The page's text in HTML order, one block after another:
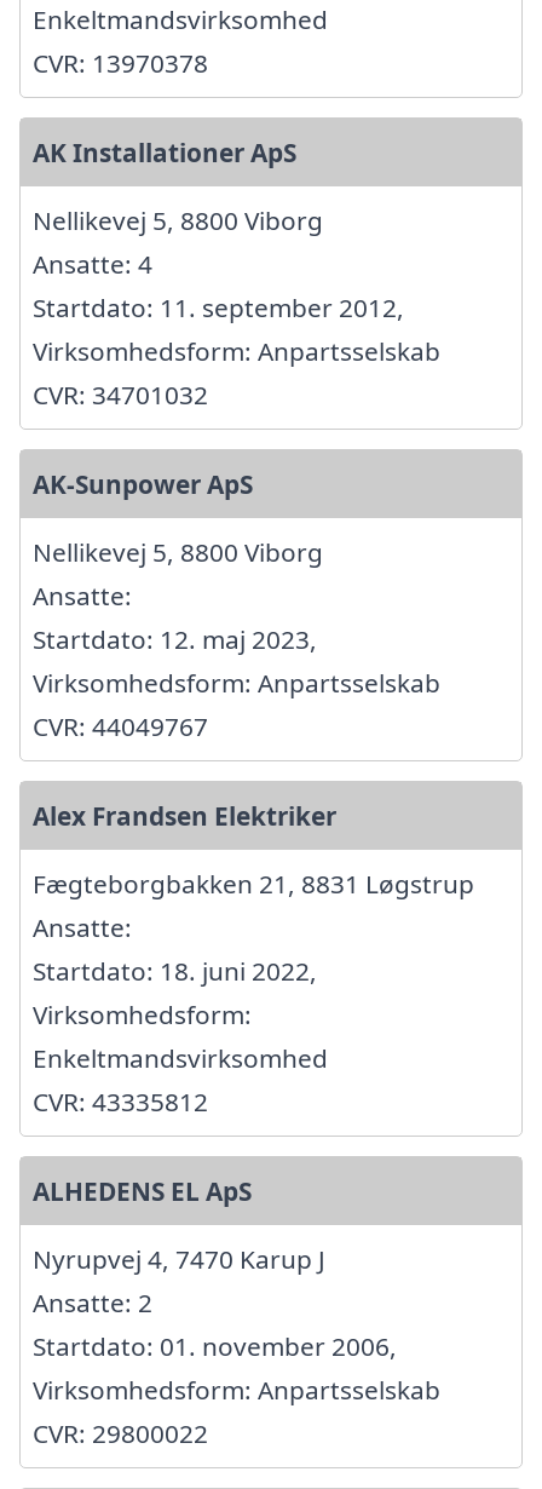
Enkeltmandsvirksomhed
CVR: 13970378
AK Installationer ApS
Nellikevej 5, 8800 Viborg
Ansatte: 4
Startdato: 11. september 2012,
Virksomhedsform: Anpartsselskab
CVR: 34701032
AK-Sunpower ApS
Nellikevej 5, 8800 Viborg
Ansatte:
Startdato: 12. maj 2023,
Virksomhedsform: Anpartsselskab
CVR: 44049767
Alex Frandsen Elektriker
Fægteborgbakken 21, 8831 Løgstrup
Ansatte:
Startdato: 18. juni 2022,
Virksomhedsform:
Enkeltmandsvirksomhed
CVR: 43335812
ALHEDENS EL ApS
Nyrupvej 4, 7470 Karup J
Ansatte: 2
Startdato: 01. november 2006,
Virksomhedsform: Anpartsselskab
CVR: 29800022